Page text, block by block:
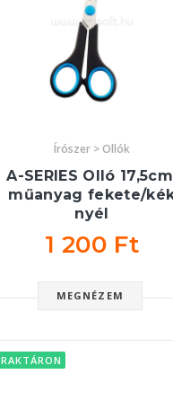
Írószer > Ollók
A-SERIES Olló
műanyag fekete/
nyél
1 200 Ft
MEGNÉZEM
RAKTÁRON